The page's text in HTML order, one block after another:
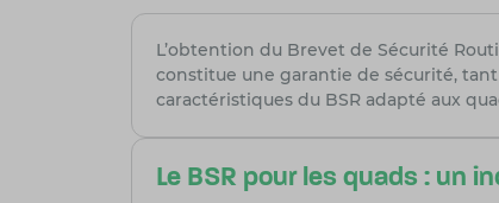
L’obtention du Brevet de Sécurité
constitue une garantie de sécurité,
caractéristiques du BSR adapté aux
Le BSR pour les quads : un